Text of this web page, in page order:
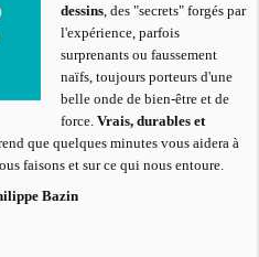
dessins , des "secrets" forgés par
l'expérience, parfois
surprenants ou faussement
naïfs, toujours porteurs d'une
belle onde de bien-être et de
force.Vrais, durables et
que quelques minutes vous aidera à
faisons et sur ce qui nous entoure.
Bazin